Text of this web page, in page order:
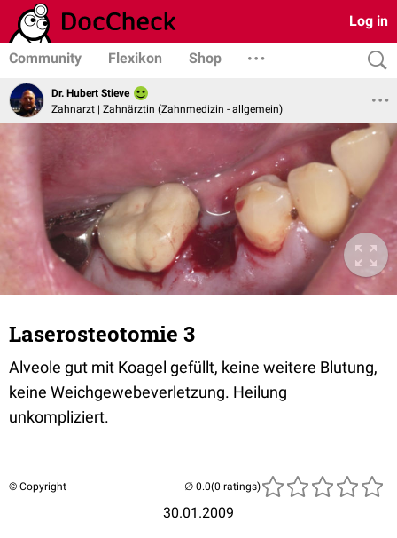
Log in
Community Flexikon Shop
Dr. Hubert Stieve
Zahnarzt | Zahnärztin (Zahnmedizin - allgemein)
Laserosteotomie 3
Alveole gut mit Koagel gefüllt, keine weitere Blutung,
keine Weichgewebeverletzung. Heilung
unkompliziert.
© Copyright
30.01.2009
(0 ratings)